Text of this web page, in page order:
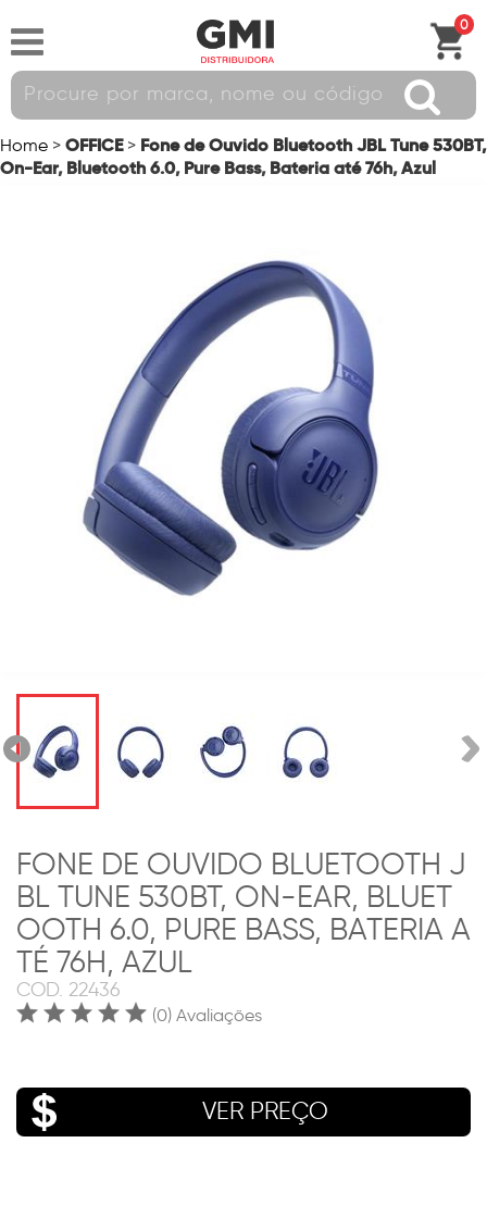
0
Home > OFFICE > Fone de Ouvido Bluetooth JBL Tune 530BT,
On-Ear, Bluetooth 6.0, Pure Bass, Bateria até 76h, Azul
FONE DE OUVIDO BLUETOOTH J
BL TUNE 530BT, ON-EAR, BLUET
OOTH 6.0, PURE BASS, BATERIA A
TÉ 76H, AZUL
COD. 22436
(0) Avaliações
VER PREÇO